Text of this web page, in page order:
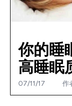
你的睡
高睡眠
07/11/17 作